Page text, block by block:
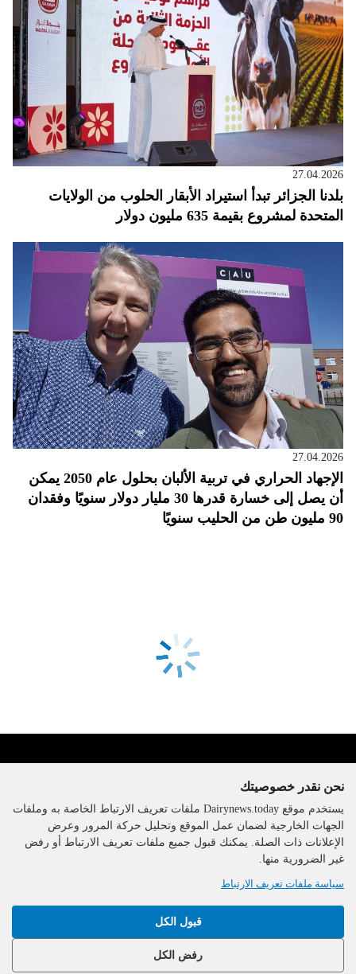
27.04.2026
بلدنا الجزائر تبدأ استيراد الأبقار الحلوب من الولايات
المتحدة لمشروع بقيمة 635 مليون دولار
27.04.2026
الإجهاد الحراري في تربية الألبان بحلول عام 2050 يمكن
أن يصل إلى خسارة قدرها 30 مليار دولار سنويًا وفقدان
90 مليون طن من الحليب سنويًا
The DairyNews, جميع الحقوق
محفوظة، 2000-2026
نحن نقدر خصوصيتك
يستخدم موقع Dairynews.today ملفات تعريف الارتباط الخاصة به وملفات
الجهات الخارجية لضمان عمل الموقع وتحليل حركة المرور وعرض
الإعلانات ذات الصلة. يمكنك قبول جميع ملفات تعريف الارتباط أو رفض
غير الضرورية منها.
سياسة ملفات تعريف الارتباط
قبول الكل
رفض الكل